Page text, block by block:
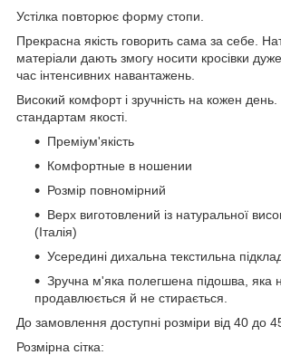
Устілка повторює форму стопи.
Прекрасна якість говорить сама за себе.
матеріали дають змогу носити кросівки дуже
час інтенсивних навантажень.
Високий комфорт і зручність на кожен день.
стандартам якості.
Преміум'якість
Комфортные в ношении
Розмір повномірний
Верх виготовлений із натуральної
(Італія)
Усередині дихальна текстильна
Зручна м'яка полегшена підошва, яка
продавлюється й не стирається.
До замовлення доступні розміри від 40 до
Розмірна сітка: